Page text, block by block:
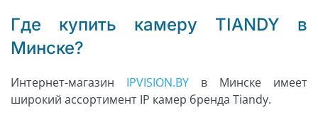
Где купить камеру TIANDY в
Минске?
Интернет-магазин IPVISION.BY в Минске имеет
широкий ассортимент IP камер бренда Tiandy.